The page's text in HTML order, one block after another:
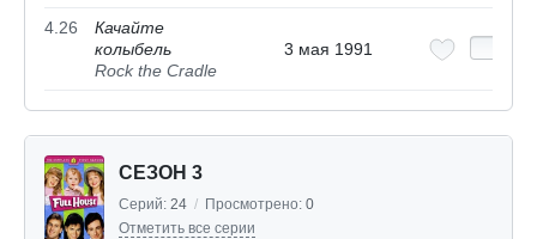
4.26
Качайте
колыбель
Rock the Cradle
3 мая 1991
СЕЗОН 3
Серий: 24 / Просмотрено: 0
Отметить все серии